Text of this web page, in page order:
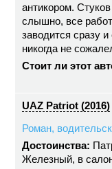
антикором.
слышно, все
заводится сразу
никогда не
Стоит ли этот
UAZ Patriot (2016)
Роман,
Достоинства:
Железный, в